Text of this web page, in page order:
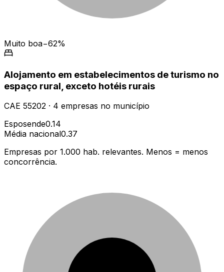
Muito boa−62%
Alojamento em estabelecimentos de turismo no
espaço rural, exceto hotéis rurais
CAE 55202 · 4 empresas no município
Esposende0.14
Média nacional0.37
Empresas por 1.000 hab. relevantes. Menos = menos
concorrência.